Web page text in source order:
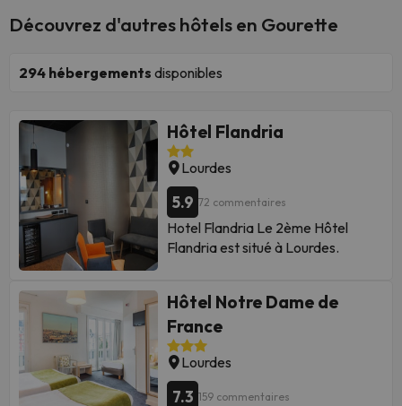
Découvrez d'autres hôtels en Gourette
294 hébergements disponibles
Hôtel Flandria
Lourdes
5.9 72 commentaires
Hotel Flandria Le 2ème Hôtel
Flandria est situé à Lourdes.
Certains des services énumérés
peuvent être considérés comme
des extras. Veuillez vous
renseigner auprès de la réception à
votre arrivée. Ces informations
Hôtel Notre Dame de
France
Lourdes
7.3 159 commentaires